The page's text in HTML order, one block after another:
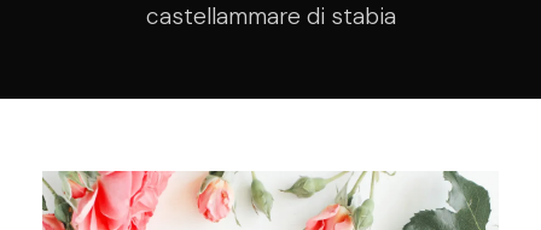
castellammare di stabia